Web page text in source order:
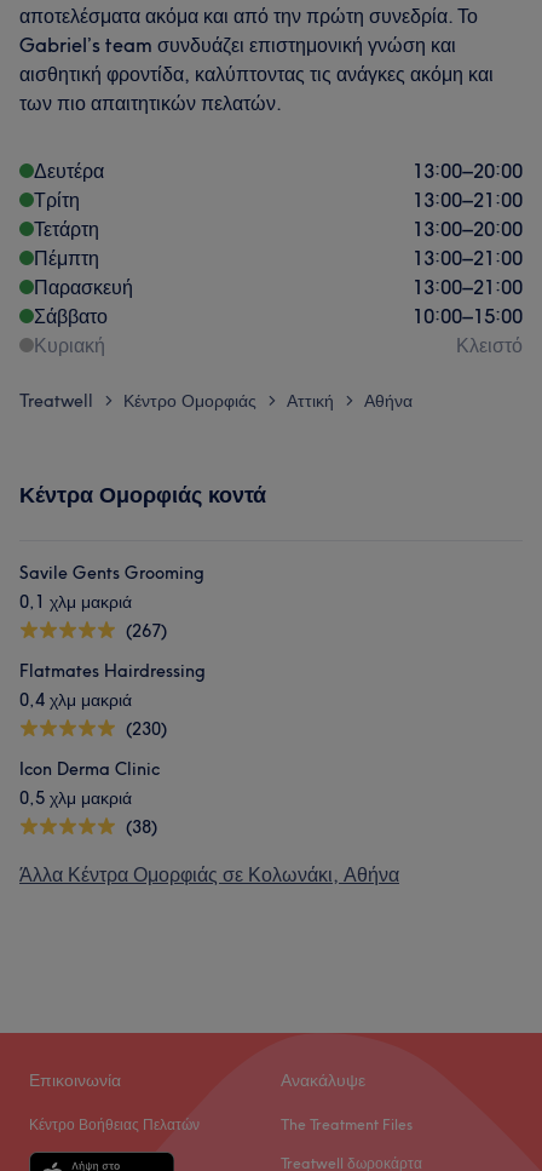
αποτελέσματα ακόμα και από την πρώτη συνεδρία. Το
Gabriel’s team συνδυάζει επιστημονική γνώση και
αισθητική φροντίδα, καλύπτοντας τις ανάγκες ακόμη και
των πιο απαιτητικών πελατών.
Δευτέρα 13:00–20:00
Τρίτη
13:00–21:00
Τετάρτη
13:00–20:00
Πέμπτη
13:00–21:00
Παρασκευή
13:00–21:00
Σάββατο
10:00–15:00
Κυριακή
Κλειστό
Treatwell > Κέντρο Ομορφιάς > Αττική > Αθήνα
Κέντρα Ομορφιάς κοντά
Savile Gents Grooming
0,1 χλμ μακριά
(267)
Flatmates Hairdressing
0,4 χλμ μακριά
(230)
Icon Derma Clinic
0,5 χλμ μακριά
(38)
Άλλα Κέντρα Ομορφιάς σε Κολωνάκι, Αθήνα
Επικοινωνία
Κέντρο Βοήθειας Πελατών
Ανακάλυψε
The Treatment Files
Treatwell δωροκάρτα